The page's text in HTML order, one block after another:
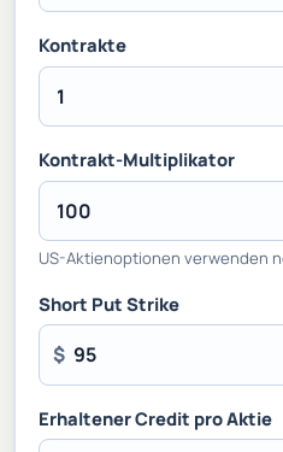
Kontrakte
Kontrakt-Multiplikator
US-Aktienoptionen verwenden
Short Put Strike
$
Erhaltener Credit pro Aktie